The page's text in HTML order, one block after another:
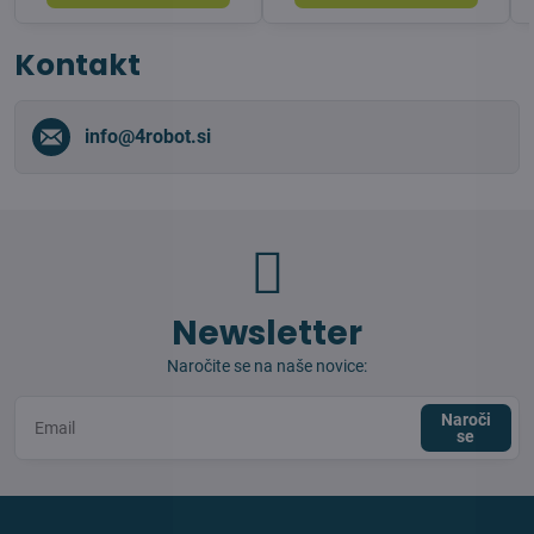
Kontakt
info​@4robot​.si
Newsletter
Naročite se na naše novice:
Naroči
se